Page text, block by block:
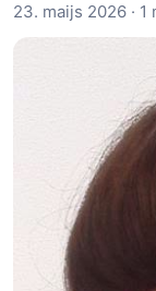
23. maijs 2026 ·